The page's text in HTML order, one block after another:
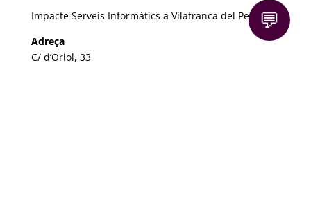
Impacte Serveis Informàtics a Vilafranca del Penedès
Adreça
C/ d’Oriol, 33
💬